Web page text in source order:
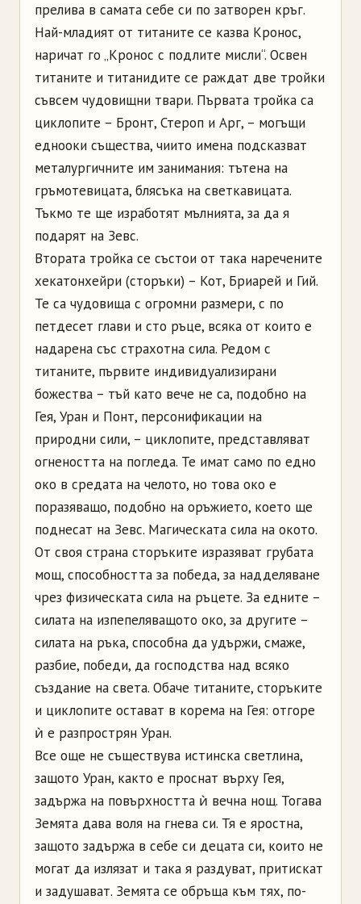
прелива в самата себе си по затворен кръг.
Най-младият от титаните се казва Кронос,
наричат го „Кронос с подлите мисли“. Освен
титаните и титанидите се раждат две тройки
съвсем чудовищни твари. Първата тройка са
циклопите – Бронт, Стероп и Арг, – могъщи
еднооки същества, чиито имена подсказват
металургичните им занимания: тътена на
гръмотевицата, блясъка на светкавицата.
Тъкмо те ще изработят мълнията, за да я
подарят на Зевс.
Втората тройка се състои от така наречените
хекатонхейри (сторъки) – Кот, Бриарей и Гий.
Те са чудовища с огромни размери, с по
петдесет глави и сто ръце, всяка от които е
надарена със страхотна сила. Редом с
титаните, първите индивидуализирани
божества – тъй като вече не са, подобно на
Гея, Уран и Понт, персонификации на
природни сили, – циклопите, представляват
огнеността на погледа. Те имат само по едно
око в средата на челото, но това око е
поразяващо, подобно на оръжието, което ще
поднесат на Зевс. Магическата сила на окото.
От своя страна сторъките изразяват грубата
мощ, способността за победа, за надделяване
чрез физическата сила на ръцете. За едните –
силата на изпепеляващото око, за другите –
силата на ръка, способна да удържи, смаже,
разбие, победи, да господства над всяко
създание на света. Обаче титаните, сторъките
и циклопите остават в корема на Гея: отгоре
ѝ е разпрострян Уран.
Все още не съществува истинска светлина,
защото Уран, както е проснат върху Гея,
задържа на повърхността ѝ вечна нощ. Тогава
Земята дава воля на гнева си. Тя е яростна,
защото задържа в себе си децата си, които не
могат да излязат и така я раздуват, притискат
и задушават. Земята се обръща към тях, по-